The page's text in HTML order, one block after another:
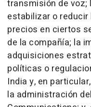
transmisión de voz;
estabilizar o
precios en ciertos
de la compañía; la
adquisiciones
políticas o
India y, en
la administración